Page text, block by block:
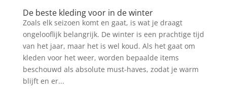
De beste kleding voor in de winter
Zoals elk seizoen komt en gaat, is wat je draagt
ongelooflijk belangrijk. De winter is een prachtige tijd
van het jaar, maar het is wel koud. Als het gaat om
kleden voor het weer, worden bepaalde items
beschouwd als absolute must-haves, zodat je warm
blijft en er...